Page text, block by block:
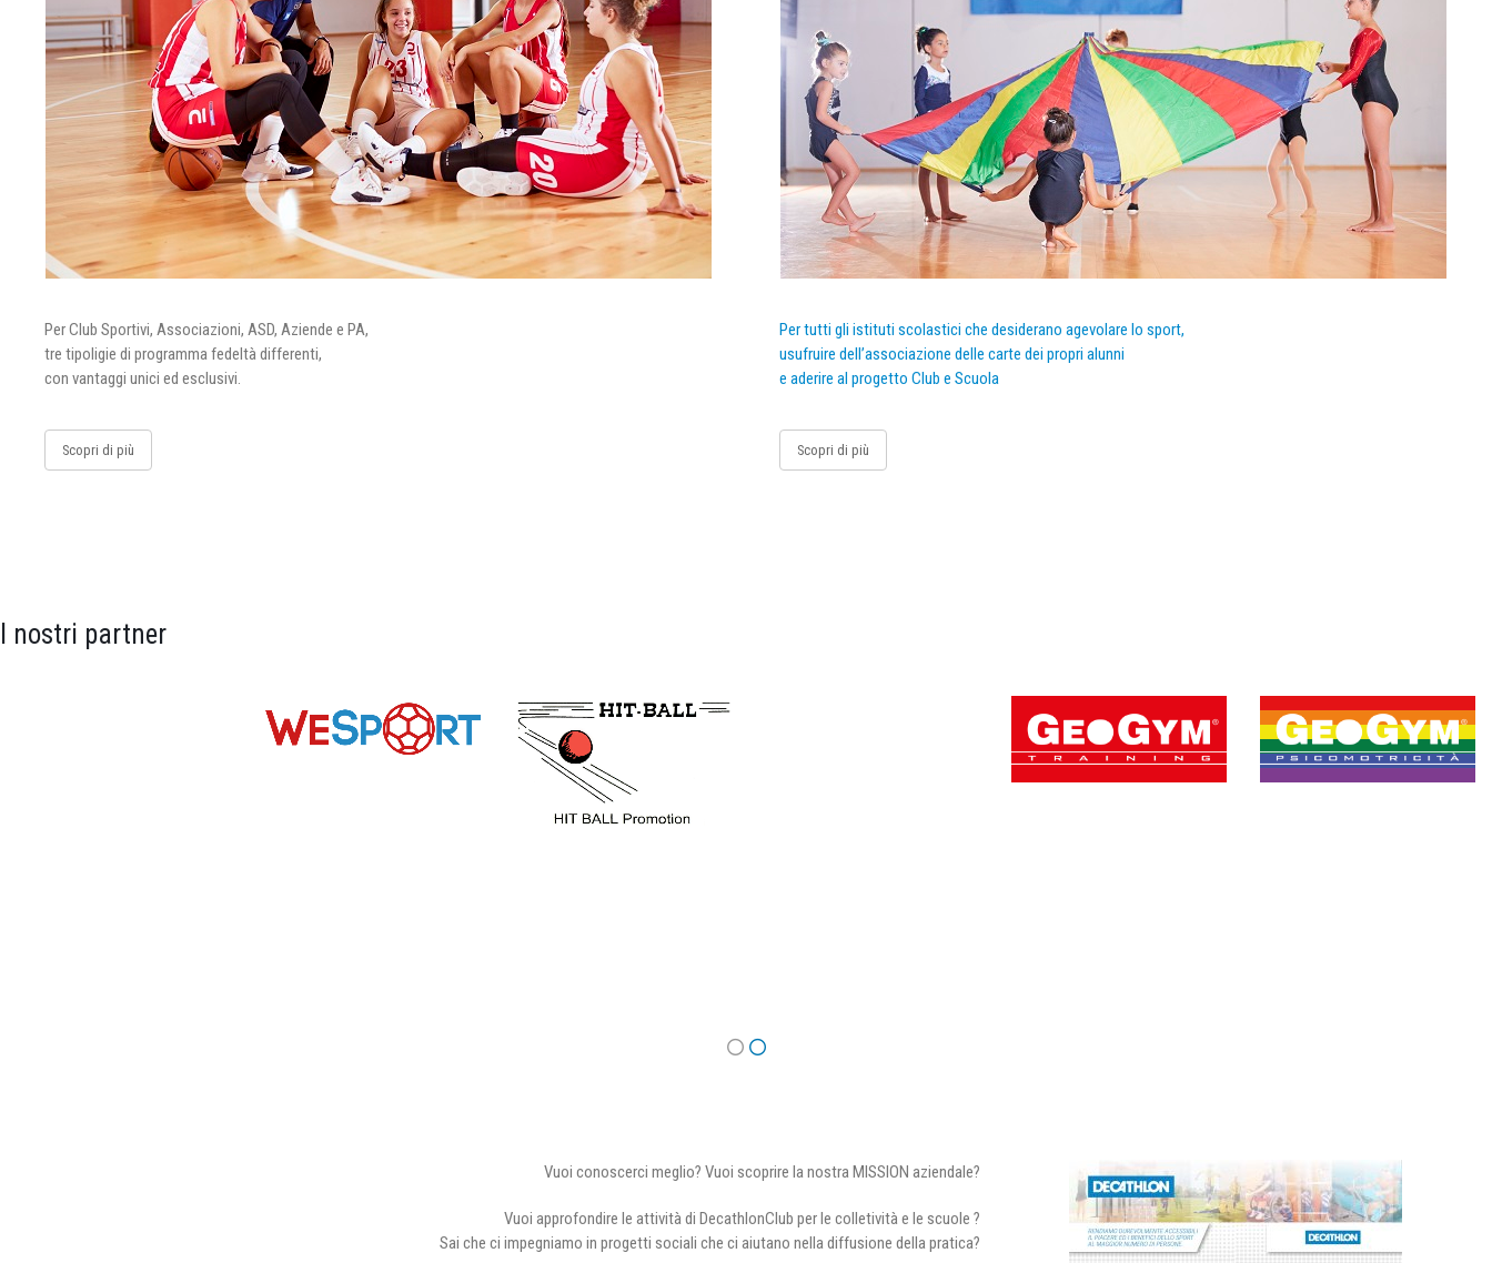
Per Club Sportivi, Associazioni, ASD, Aziende e PA,
tre tipoligie di programma fedeltà differenti,
con vantaggi unici ed esclusivi.
Scopri di più
Per tutti gli istituti scolastici che desiderano agevolare lo sport,
usufruire dell’associazione delle carte dei propri alunni
e aderire al progetto Club e Scuola
Scopri di più
I nostri partner
Vuoi conoscerci meglio? Vuoi scoprire la nostra MISSION aziendale?
Vuoi approfondire le attività di DecathlonClub per le colletività e le scuole ?
Sai che ci impegniamo in progetti sociali che ci aiutano nella diffusione della pratica?